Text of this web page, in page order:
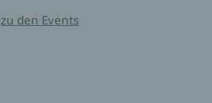
zu den Events